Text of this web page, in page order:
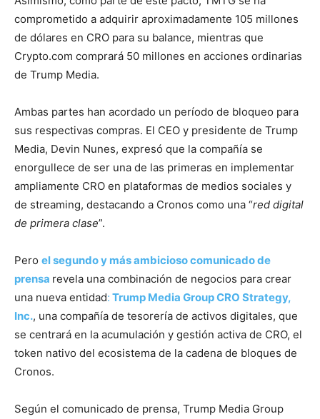
comprometido a adquirir aproximadamente 105 millones
de dólares en CRO para su balance, mientras que
Crypto.com comprará 50 millones en acciones ordinarias
de Trump Media.
Ambas partes han acordado un período de bloqueo para
sus respectivas compras. El CEO y presidente de Trump
Media, Devin Nunes, expresó que la compañía se
enorgullece de ser una de las primeras en implementar
ampliamente CRO en plataformas de medios sociales y
de streaming, destacando a Cronos como una “red digital
de primera clase”.
Pero el segundo y más ambicioso comunicado de
prensa revela una combinación de negocios para crear
una nueva entidad: Trump Media Group CRO Strategy,
Inc., una compañía de tesorería de activos digitales, que
se centrará en la acumulación y gestión activa de CRO, el
token nativo del ecosistema de la cadena de bloques de
Cronos.
Según el comunicado de prensa, Trump Media Group